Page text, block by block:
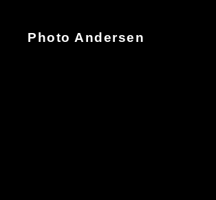
Photo Andersen